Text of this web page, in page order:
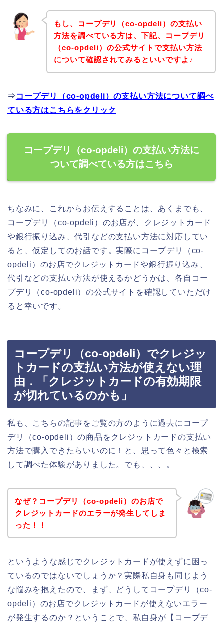
もし、コープデリ（co-opdeli）の支払い
方法を調べている方は、下記、コープデリ
（co-opdeli）の公式サイトで支払い方法
について確認されてみるといいですよ♪
⇒ コープデリ（co-opdeli）の支払い方法について調べ
ている方はこちらをクリック
コープデリ（co-opdeli）の支払い方法に
ついて調べている方はこちら
ちなみに、これからお伝えすることは、あくまでも、
コープデリ（co-opdeli）のお店が、クレジットカード
や銀行振り込み、代引などの支払い方法に対応してい
ると、仮定してのお話です。実際にコープデリ（co-
opdeli）のお店でクレジットカードや銀行振り込み、
代引などの支払い方法が使えるかどうかは、各自コー
プデリ（co-opdeli）の公式サイトを確認していただけ
ると幸いです。
コープデリ（co-opdeli）でクレジッ
トカードの支払い方法が使えない理
由．「クレジットカードの有効期限
が切れているのかも」
私も、こちらの記事をご覧の方のように過去にコープ
デリ（co-opdeli）の商品をクレジットカードの支払い
方法で購入できたらいいのに！と、思って色々と検索
して調べた体験がありました。でも、、、。
なぜ？コープデリ（co-opdeli）のお店で
クレジットカードのエラーが発生してしま
った！！
というような感じでクレジットカードが使えずに困っ
ているのではないでしょうか？実際私自身も同じよう
な悩みを抱えたので、まず、どうしてコープデリ（co-
opdeli）のお店でクレジットカードが使えないエラー
が発生するのか？ということで、私自身が【コープデ